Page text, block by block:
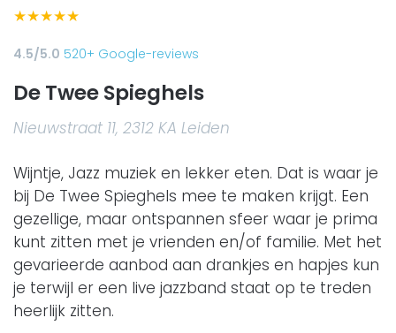
★★★★★
4.5/5.0 520+ Google-reviews
De Twee Spieghels
Nieuwstraat 11, 2312 KA Leiden
Wijntje, Jazz muziek en lekker eten. Dat is waar je
bij De Twee Spieghels mee te maken krijgt. Een
gezellige, maar ontspannen sfeer waar je prima
kunt zitten met je vrienden en/of familie. Met het
gevarieerde aanbod aan drankjes en hapjes kun
je terwijl er een live jazzband staat op te treden
heerlijk zitten.